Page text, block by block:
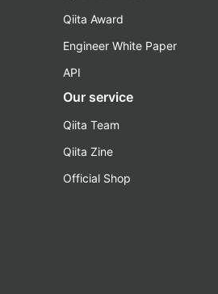
Qiita Award
Engineer White Paper
API
Our service
Qiita Team
Qiita Zine
Official Shop